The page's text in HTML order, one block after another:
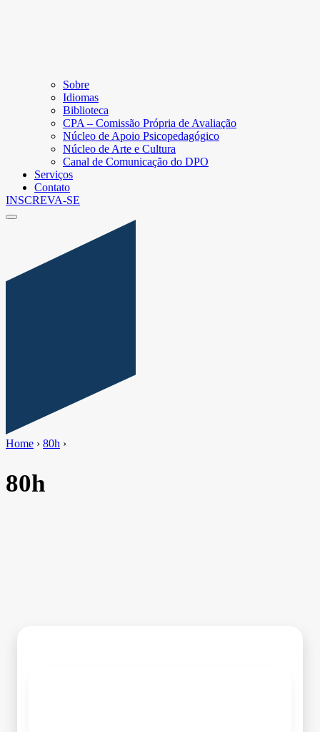
Sobre
Idiomas
Biblioteca
CPA – Comissão Própria de Avaliação
Núcleo de Apoio Psicopedagógico
Núcleo de Arte e Cultura
Canal de Comunicação do DPO
Serviços
Contato
INSCREVA-SE
Home › 80h ›
80h